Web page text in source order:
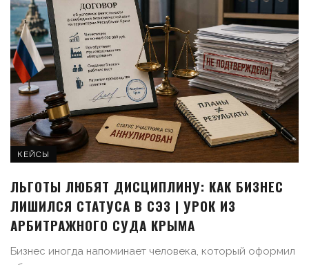
КЕЙСЫ
ЛЬГОТЫ ЛЮБЯТ ДИСЦИПЛИНУ: КАК БИЗНЕС
ЛИШИЛСЯ СТАТУСА В СЭЗ | УРОК ИЗ
АРБИТРАЖНОГО СУДА КРЫМА
Бизнес иногда напоминает человека, который оформил